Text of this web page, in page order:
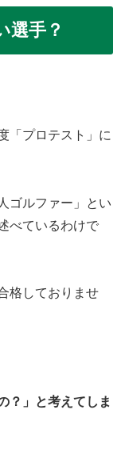
選手？
「プロテスト」に
ゴルファー」とい
べているわけで
格しておりませ
？」と考えてしま